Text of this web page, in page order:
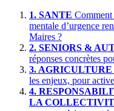
1. SANTE Comment
mentale d’urgence
Maires ?
2. SENIORS &
réponses concrètes
3. AGRICULTURE
les enjeux, pour
4.
LA